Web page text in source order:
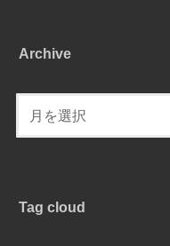
Archive
Tag cloud